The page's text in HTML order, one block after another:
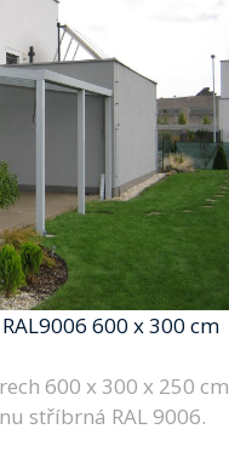
600 x 300 cm
600 x 300 x 250 cm
stříbrná RAL 9006.